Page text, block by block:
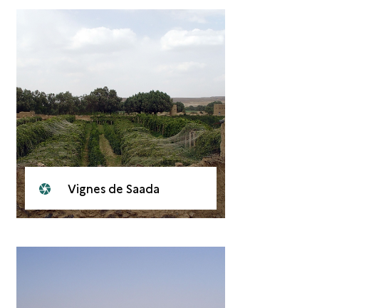
Vignes de Saada